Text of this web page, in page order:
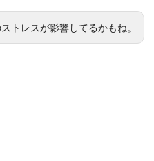
トレスが影響してるかもね。